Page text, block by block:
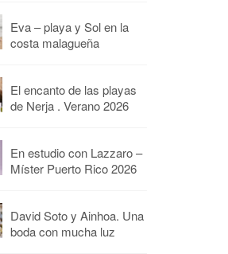
Eva – playa y Sol en la
costa malagueña
El encanto de las playas
de Nerja . Verano 2026
En estudio con Lazzaro –
Míster Puerto Rico 2026
David Soto y Ainhoa. Una
boda con mucha luz